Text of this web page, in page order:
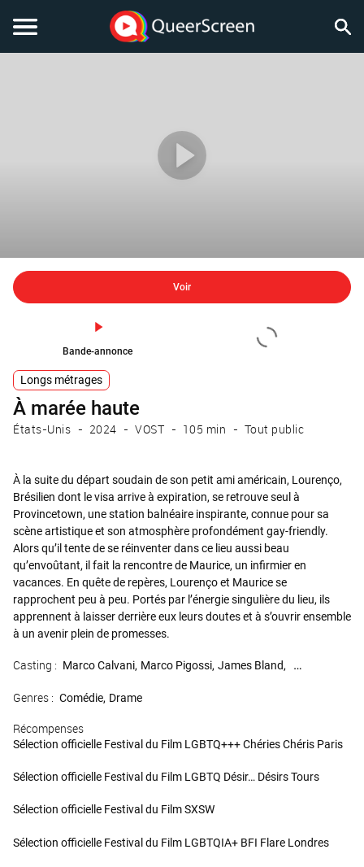
Voir
Bande-annonce
Longs métrages
À marée haute
États-Unis 2024 VOST 105 min Tout public
À la suite du départ soudain de son petit ami américain, Lourenço,
Brésilien dont le visa arrive à expiration, se retrouve seul à
Provincetown, une station balnéaire inspirante, connue pour sa
scène artistique et son atmosphère profondément gay-friendly.
Alors qu’il tente de se réinventer dans ce lieu aussi beau
qu’envoûtant, il fait la rencontre de Maurice, un infirmier en
vacances. En quête de repères, Lourenço et Maurice se
rapprochent peu à peu. Portés par l’énergie singulière du lieu, ils
apprennent à laisser derrière eux leurs doutes et à s’ouvrir ensemble
à un avenir plein de promesses.
Casting : Marco Calvani Marco Pigossi James Bland Marisa Tomei
Genres : Comédie Drame
Récompenses
Sélection officielle Festival du Film LGBTQ+++ Chéries Chéris Paris
Sélection officielle Festival du Film LGBTQ Désir… Désirs Tours
Sélection officielle Festival du Film SXSW
Sélection officielle Festival du Film LGBTQIA+ BFI Flare Londres